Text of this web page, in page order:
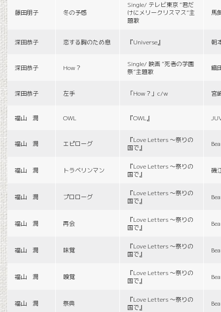
藤田朋子 冬の予感
Single/ テレビ東京 “君だ
けにメリークリスマス”主
題歌
馬
深田恭子 恋する胸のため息 『Universe』 朝
深田恭子 How？
Single/ 映画 “死者の学園
祭”主題歌
織
深田恭子 左手 「How？」c/w 宮
福山 潤 OWL 『OWL』
福山 潤 エピローグ
『Love Letters 〜祭りの
国で』
福山 潤 トラベリンマン
『Love Letters 〜祭りの
国で』
磯
福山 潤 プロローグ
『Love Letters 〜祭りの
国で』
福山 潤 再会
『Love Letters 〜祭りの
国で』
福山 潤 味覚
『Love Letters 〜祭りの
国で』
福山 潤 嗅覚
『Love Letters 〜祭りの
国で』
福山 潤 祭典
『Love Letters 〜祭りの
国で』